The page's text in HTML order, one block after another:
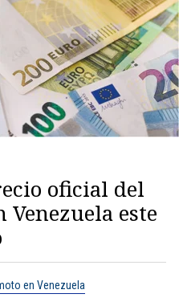
oficial del
este
en Venezuela